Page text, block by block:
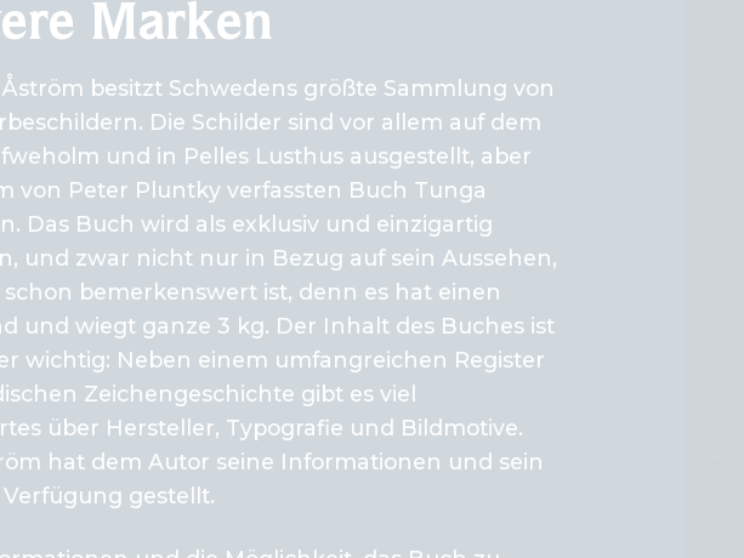
Marken
Åström besitzt Schwedens größte Sammlung von
Die Schilder sind vor allem auf dem
und in Pelles Lusthus ausgestellt, aber
von Peter Pluntky verfassten Buch Tunga
Das Buch wird als exklusiv und einzigartig
und zwar nicht nur in Bezug auf sein Aussehen,
schon bemerkenswert ist, denn es hat einen
und wiegt ganze 3 kg. Der Inhalt des Buches ist
wichtig: Neben einem umfangreichen Register
Zeichengeschichte gibt es viel
über Hersteller, Typografie und Bildmotive.
hat dem Autor seine Informationen und sein
gestellt.